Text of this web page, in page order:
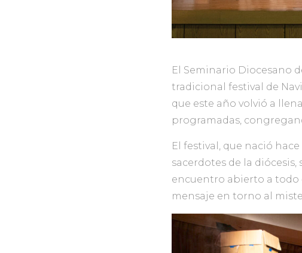
El Seminario Diocesano
tradicional festival de
que este año volvió a
programadas,
El festival, que nació
sacerdotes de la
encuentro abierto a todo
mensaje en torno al